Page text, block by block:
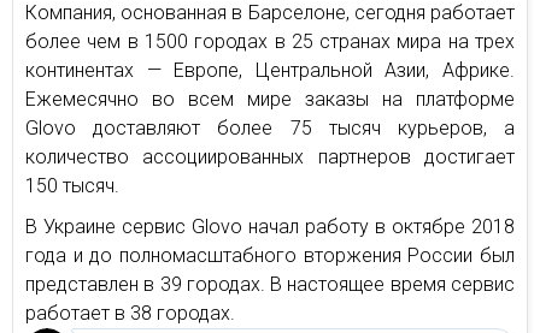
Компания, основанная в Барселоне, сегодня работает
более чем в 1500 городах в 25 странах мира на трех
континентах — Европе, Центральной Азии, Африке.
Ежемесячно во всем мире заказы на платформе
Glovo доставляют более 75 тысяч курьеров, а
количество ассоциированных партнеров достигает
150 тысяч.
В Украине сервис Glovo начал работу в октябре 2018
года и до полномасштабного вторжения России был
представлен в 39 городах. В настоящее время сервис
работает в 38 городах.